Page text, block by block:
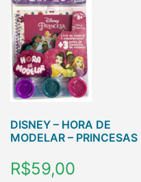
DISNEY – HORA DE
MODELAR – PRINCESAS
R$59,00